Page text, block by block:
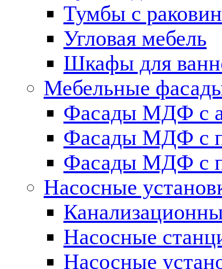
Тумбы с
Угловая мебель
Шкафы для
Мебельные
Фасады МДФ c
Фасады МДФ с
Фасады МДФ с
Насосные
Насосные
Насосные